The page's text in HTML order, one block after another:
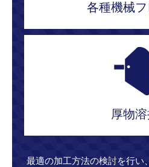
各種機械
厚物
最適の加工方法の検討を行い